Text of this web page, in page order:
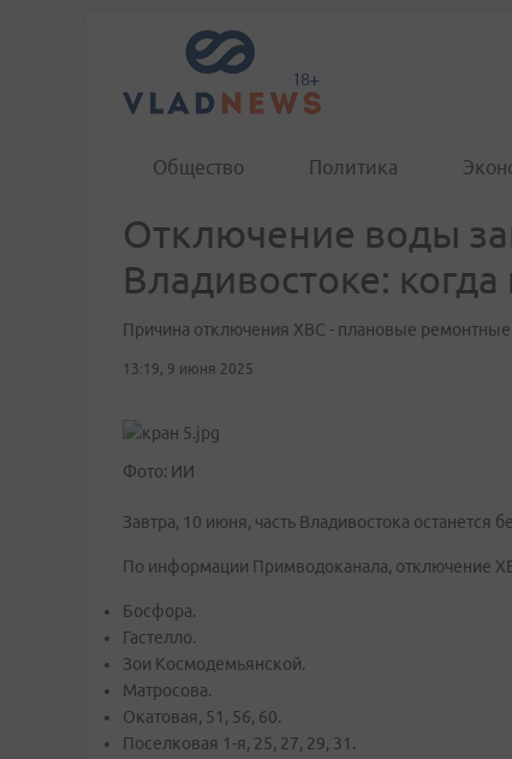
Общество Политика
Отключение воды
Владивостоке: когда
Причина отключения ХВС - плановые ремонтные
13:19, 9 июня 2025
Фото: ИИ
Завтра, 10 июня, часть Владивостока
По информации Примводоканала, отключение
Босфора.
Гастелло.
Зои Космодемьянской.
Матросова.
Окатовая, 51, 56, 60.
Поселковая 1-я, 25, 27, 29, 31.